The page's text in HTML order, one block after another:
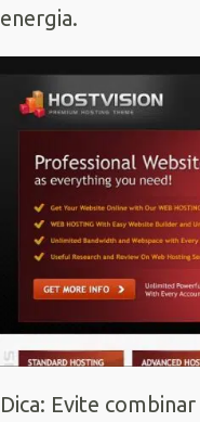
energia.
Dica: Evite